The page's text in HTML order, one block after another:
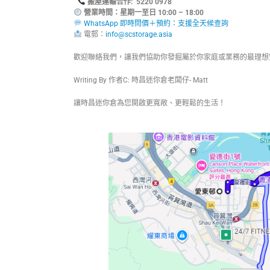
搬屋運輸合作: 5220 0978
營業時間：星期一至日 10:00 – 18:00
WhatsApp 即時問價＋預約：支援全天候查詢
電郵： info@scstorage.asia
歡迎聯絡我們，讓我們協助你發掘屬於你家庭或業務的最理
Writing By 作者C: 時昌迷你倉老闆仔- Matt
讓時昌迷你倉為您開啟更寬敞、更輕鬆的生活！